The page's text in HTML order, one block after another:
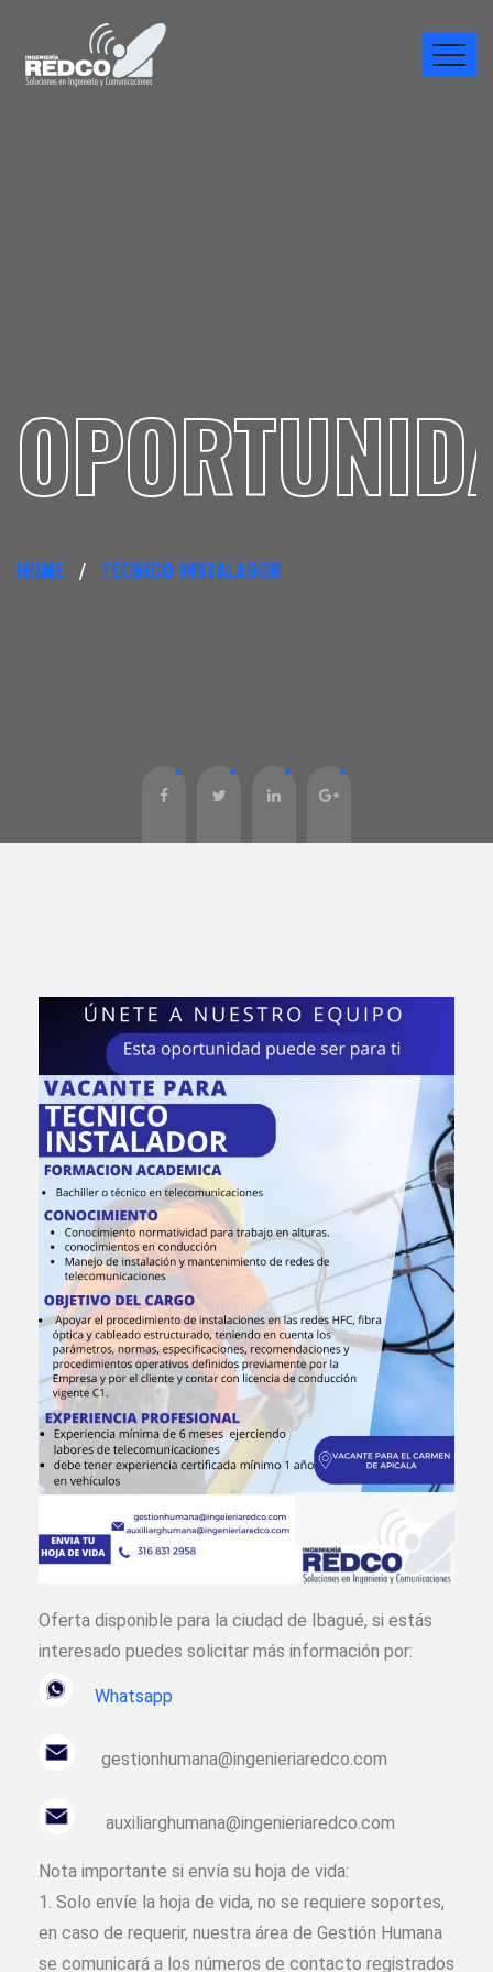
HOME TÉCNICO INSTALADOR
Oferta disponible para la ciudad de Ibagué, si estás
interesado puedes solicitar más información por:
Whatsapp
gestionhumana@ingenieriaredco.com
auxiliarghumana@ingenieriaredco.com
Nota importante si envía su hoja de vida:
1. Solo envíe la hoja de vida, no se requiere soportes,
en caso de requerir, nuestra área de Gestión Humana
se comunicará a los números de contacto registrados